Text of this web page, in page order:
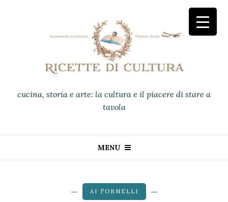
cucina, storia e arte: la cultura e il piacere di stare a
tavola
MENU
AI FORNELLI